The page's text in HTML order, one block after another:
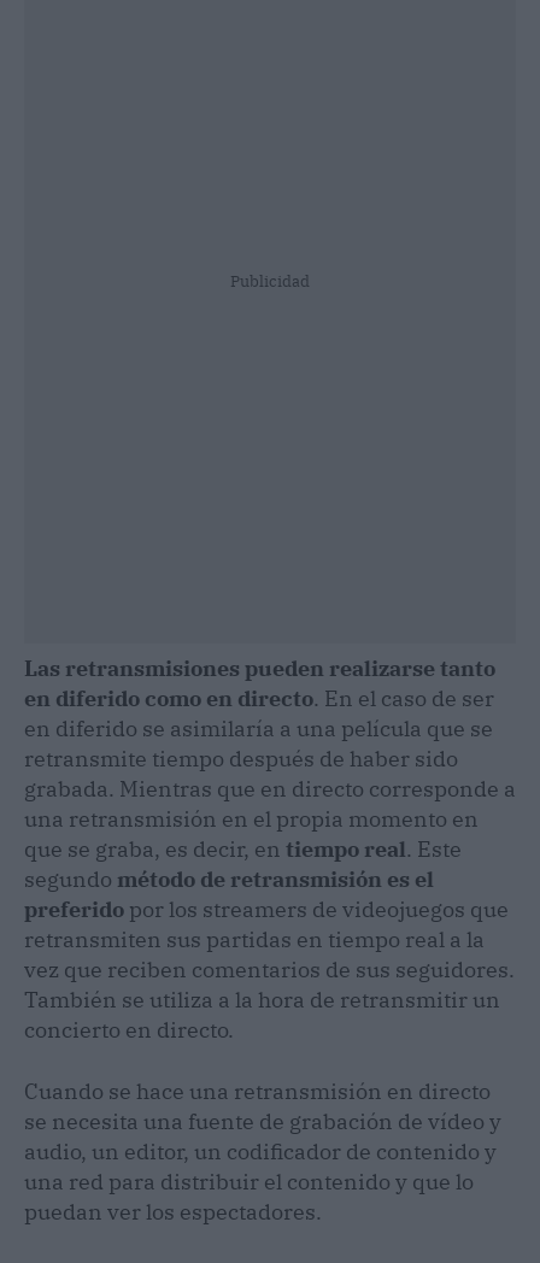
Publicidad
Las retransmisiones pueden realizarse tanto
en diferido como en directo. En el caso de ser
en diferido se asimilaría a una película que se
retransmite tiempo después de haber sido
grabada. Mientras que en directo corresponde a
una retransmisión en el propia momento en
que se graba, es decir, en tiempo real. Este
segundo método de retransmisión es el
preferido por los streamers de videojuegos que
retransmiten sus partidas en tiempo real a la
vez que reciben comentarios de sus seguidores.
También se utiliza a la hora de retransmitir un
concierto en directo.
Cuando se hace una retransmisión en directo
se necesita una fuente de grabación de vídeo y
audio, un editor, un codificador de contenido y
una red para distribuir el contenido y que lo
puedan ver los espectadores.